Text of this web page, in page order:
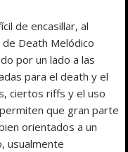
de encasillar, al
Death Melódico
por un lado a las
para el death y el
ciertos riffs y el uso
que gran parte
orientados a un
usualmente